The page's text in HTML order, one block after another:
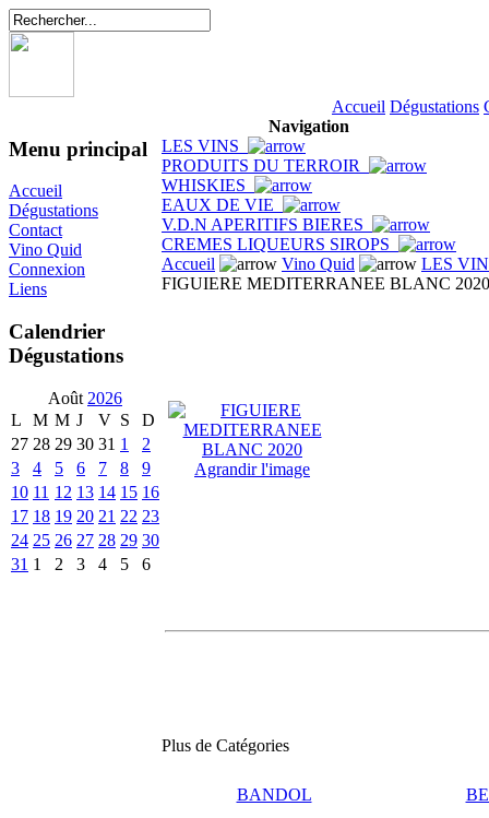
Accueil Dégustations
Menu principal
Accueil
Dégustations
Contact
Vino Quid
Connexion
Liens
Calendrier
Dégustations
Août 2026
L
M M J V S
D
27 28 29 30 31 1
2
3
4 5 6 7 8
9
10 11 12 13 14 15 16
17 18 19 20 21 22 23
24 25 26 27 28 29 30
31 1 2 3 4 5 6
Navigation
LES VINS
PRODUITS DU TERROIR
WHISKIES
EAUX DE VIE
V.D.N APERITIFS BIERES
CREMES LIQUEURS SIROPS
Accueil
Vino Quid
LES
FIGUIERE MEDITERRANEE BLANC 2020
Agrandir l'image
Plus de Catégories
BANDOL